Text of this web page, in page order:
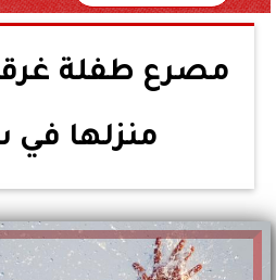
مصرع طفلة
منزلها